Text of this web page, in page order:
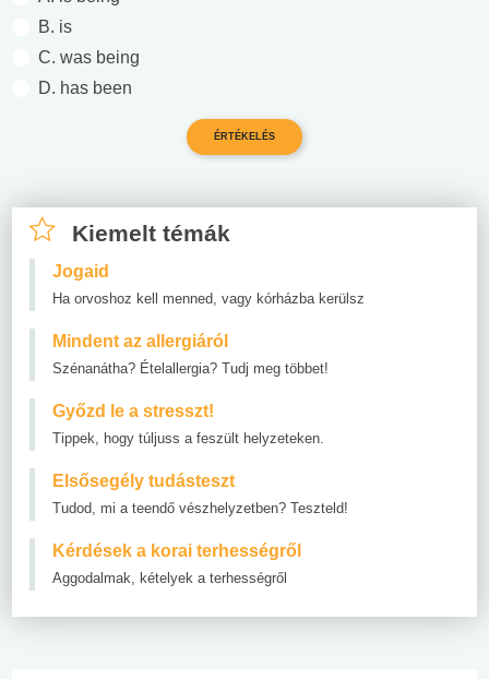
B. is
C. was being
D. has been
Kiemelt témák
Jogaid
Ha orvoshoz kell menned, vagy kórházba kerülsz
Mindent az allergiáról
Szénanátha? Ételallergia? Tudj meg többet!
Győzd le a stresszt!
Tippek, hogy túljuss a feszült helyzeteken.
Elsősegély tudásteszt
Tudod, mi a teendő vészhelyzetben? Teszteld!
Kérdések a korai terhességről
Aggodalmak, kételyek a terhességről